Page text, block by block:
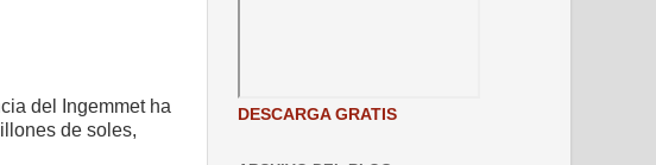
del Ingemmet ha
de soles,
DESCARGA GRATIS